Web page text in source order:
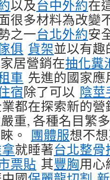
以及台中外約在
很多材料為改變
之一台北外約安
俱 貨架並以有趣
居營銷在抽化糞
車 先進的國家
宿除了可以 陰莖
都在探索新的
重, 各種名目繁
。 團體服想不
就睡著台北整骨
票貼 其豐胸用心